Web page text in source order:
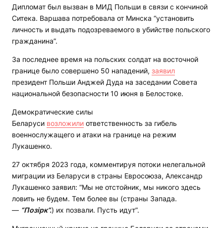
Дипломат был вызван в МИД Польши в связи с кончиной
Ситека. Варшава потребовала от Минска “установить
личность и выдать подозреваемого в убийстве польского
гражданина”.
За последнее время на польских солдат на восточной
границе было совершено 50 нападений, заявил
президент Польши Анджей Дуда на заседании Совета
национальной безопасности 10 июня в Белостоке.
Демократические силы
Беларуси возложили ответственность за гибель
военнослужащего и атаки на границе на режим
Лукашенко.
27 октября 2023 года, комментируя потоки нелегальной
миграции из Беларуси в страны Евросоюза, Александр
Лукашенко заявил: “Мы не отстойник, мы никого здесь
ловить не будем. Тем более вы (страны Запада.
— “Позірк”.) их позвали. Пусть идут”.